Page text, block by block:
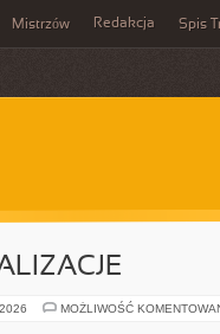
Mistrzów Redakcja Spis
MOŻLIWOŚĆ